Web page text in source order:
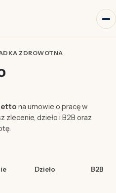
ZDROWOTNA
na umowie o pracę w
zlecenie, dzieło i B2B oraz
Dzieło B2B